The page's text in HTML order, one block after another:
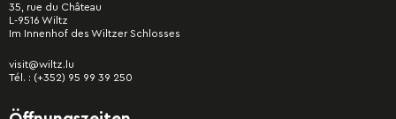
35, rue du Château
L-9516 Wiltz
Im Innenhof des Wiltzer Schlosses
visit@wiltz.lu
Tél. : (+352) 95 99 39 250